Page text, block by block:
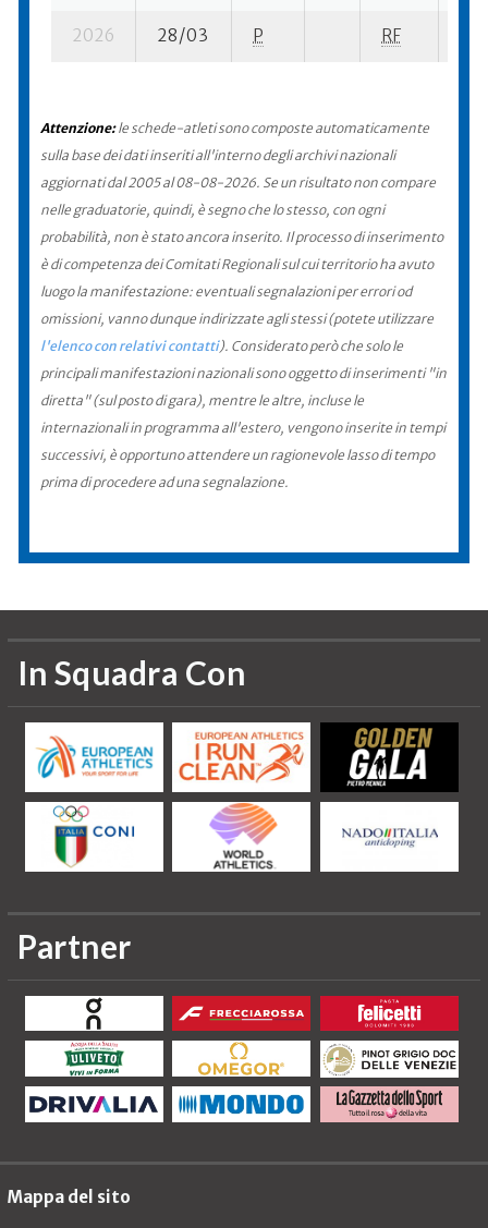
2026 28/03 P RF
Attenzione:le schede-atleti sono composte automaticamente
sulla base dei dati inseriti all'interno degli archivi nazionali
aggiornati dal 2005 al 08-08-2026. Se un risultato non compare
nelle graduatorie, quindi, è segno che lo stesso, con ogni
probabilità, non è stato ancora inserito. Il processo di inserimento
è di competenza dei Comitati Regionali sul cui territorio ha avuto
luogo la manifestazione: eventuali segnalazioni per errori od
omissioni, vanno dunque indirizzate agli stessi (potete utilizzare
l'elenco con relativi contatti). Considerato però che solo le
principali manifestazioni nazionali sono oggetto di inserimenti "in
diretta" (sul posto di gara), mentre le altre, incluse le
internazionali in programma all'estero, vengono inserite in tempi
successivi, è opportuno attendere un ragionevole lasso di tempo
prima di procedere ad una segnalazione.
In Squadra Con
Partner
Mappa del sito